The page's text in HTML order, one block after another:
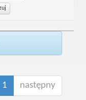
1 następny